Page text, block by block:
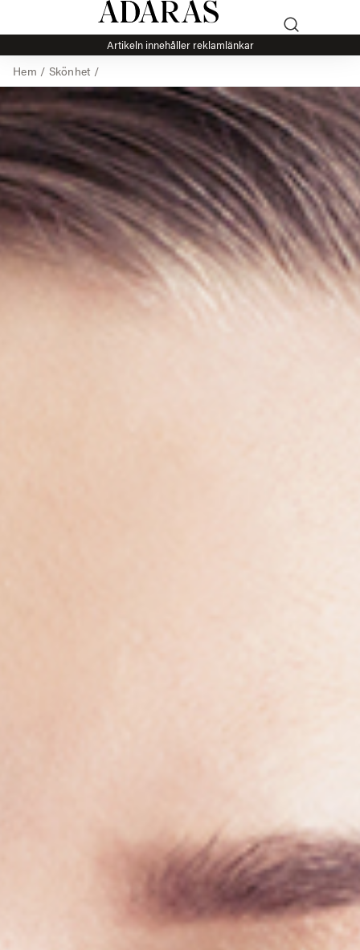
Artikeln innehåller reklamlänkar
Hem / Skönhet/